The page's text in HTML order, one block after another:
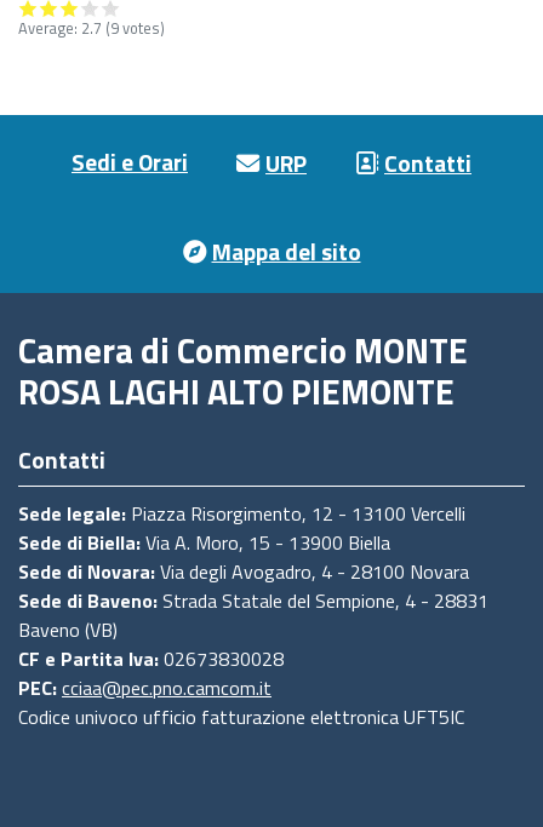
Average: 2.7 (9 votes)
Sedi e Orari URP Contatti
Mappa del sito
Camera di Commercio MONTE
ROSA LAGHI ALTO PIEMONTE
Contatti
Sede legale: Piazza Risorgimento, 12 - 13100 Vercelli
Sede di Biella:Via A. Moro, 15 - 13900 Biella
Sede di Novara:Via degli Avogadro, 4 - 28100 Novara
Sede di Baveno:Strada Statale del Sempione, 4 - 28831
Baveno (VB)
CF e Partita Iva:02673830028
PEC:cciaa@pec.pno.camcom.it
Codice univoco ufficio fatturazione elettronica UFT5IC